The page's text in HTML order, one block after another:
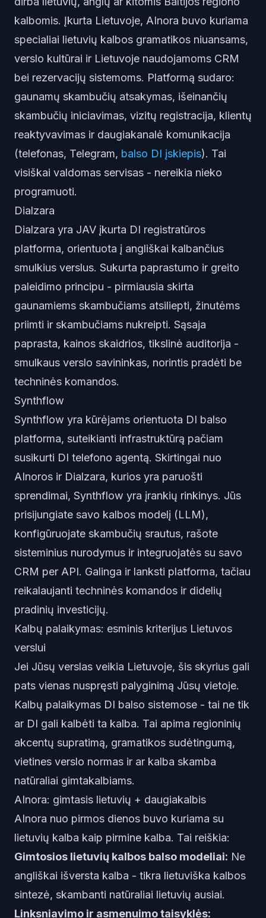
kalbomis. Įkurta Lietuvoje, AInora buvo kuriama
specialiai lietuvių kalbos gramatikos niuansams,
verslo kultūrai ir Lietuvoje naudojamoms CRM
bei rezervacijų sistemoms. Platformą sudaro:
gaunamų skambučių atsakymas, išeinančių
skambučių iniciavimas, vizitų registracija, klientų
reaktyvavimas ir daugiakanalė komunikacija
(telefonas, Telegram, balso DI įskiepis). Tai
visiškai valdomas servisas - nereikia nieko
programuoti.
Dialzara
Dialzara yra JAV įkurta DI registratūros
platforma, orientuota į angliškai kalbančius
smulkius verslus. Sukurta paprastumo ir greito
paleidimo principu - pirmiausia skirta
gaunamiems skambučiams atsiliepti, žinutėms
priimti ir skambučiams nukreipti. Sąsaja
paprasta, kainos skaidrios, tikslinė auditorija -
smulkaus verslo savininkas, norintis pradėti be
techninės komandos.
Synthflow
Synthflow yra kūrėjams orientuota DI balso
platforma, suteikianti infrastruktūrą pačiam
susikurti DI telefono agentą. Skirtingai nuo
AInoros ir Dialzara, kurios yra paruošti
sprendimai, Synthflow yra įrankių rinkinys. Jūs
prisijungiate savo kalbos modelį (LLM),
konfigūruojate skambučių srautus, rašote
sisteminius nurodymus ir integruojatės su savo
CRM per API. Galinga ir lanksti platforma, tačiau
reikalaujanti techninės komandos ir didelių
pradinių investicijų.
Kalbų palaikymas: esminis kriterijus Lietuvos
verslui
Jei Jūsų verslas veikia Lietuvoje, šis skyrius gali
pats vienas nuspręsti palyginimą Jūsų vietoje.
Kalbų palaikymas DI balso sistemose - tai ne tik
ar DI gali kalbėti ta kalba. Tai apima regioninių
akcentų supratimą, gramatikos sudėtingumą,
vietines verslo normas ir ar kalba skamba
natūraliai gimtakalbiams.
AInora: gimtasis lietuvių + daugiakalbis
AInora nuo pirmos dienos buvo kuriama su
lietuvių kalba kaip pirmine kalba. Tai reiškia:
Gimtosios lietuvių kalbos balso modeliai: Ne
angliškai išversta kalba - tikra lietuviška kalbos
sintezė, skambanti natūraliai lietuvių ausiai.
Linksniavimo ir asmenuimo taisyklės: